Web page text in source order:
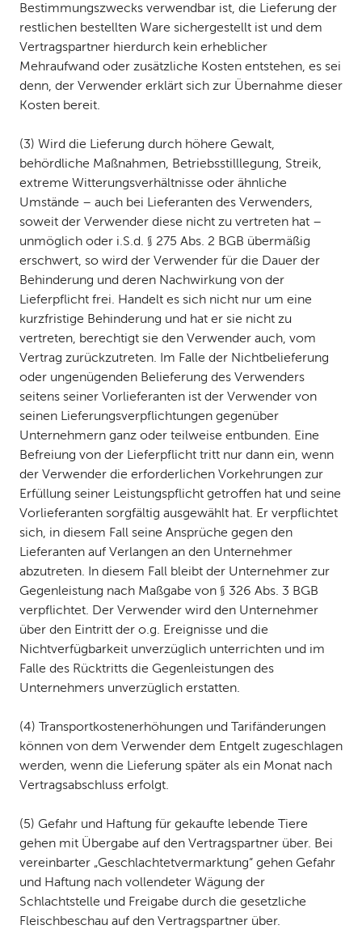
Bestimmungszwecks verwendbar ist, die Lieferung der
restlichen bestellten Ware sichergestellt ist und dem
Vertragspartner hierdurch kein erheblicher
Mehraufwand oder zusätzliche Kosten entstehen, es sei
denn, der Verwender erklärt sich zur Übernahme dieser
Kosten bereit.
(3) Wird die Lieferung durch höhere Gewalt,
behördliche Maßnahmen, Betriebsstilllegung, Streik,
extreme Witterungsverhältnisse oder ähnliche
Umstände – auch bei Lieferanten des Verwenders,
soweit der Verwender diese nicht zu vertreten hat –
unmöglich oder i. S. d. § 275 Abs. 2 BGB übermäßig
erschwert, so wird der Verwender für die Dauer der
Behinderung und deren Nachwirkung von der
Lieferpflicht frei. Handelt es sich nicht nur um eine
kurzfristige Behinderung und hat er sie nicht zu
vertreten, berechtigt sie den Verwender auch, vom
Vertrag zurückzutreten. Im Falle der Nichtbelieferung
oder ungenügenden Belieferung des Verwenders
seitens seiner Vorlieferanten ist der Verwender von
seinen Lieferungsverpflichtungen gegenüber
Unternehmern ganz oder teilweise entbunden. Eine
Befreiung von der Lieferpflicht tritt nur dann ein, wenn
der Verwender die erforderlichen Vorkehrungen zur
Erfüllung seiner Leistungspflicht getroffen hat und seine
Vorlieferanten sorgfältig ausgewählt hat. Er verpflichtet
sich, in diesem Fall seine Ansprüche gegen den
Lieferanten auf Verlangen an den Unternehmer
abzutreten. In diesem Fall bleibt der Unternehmer zur
Gegenleistung nach Maßgabe von § 326 Abs. 3 BGB
verpflichtet. Der Verwender wird den Unternehmer
über den Eintritt der o. g. Ereignisse und die
Nichtverfügbarkeit unverzüglich unterrichten und im
Falle des Rücktritts die Gegenleistungen des
Unternehmers unverzüglich erstatten.
(4) Transportkostenerhöhungen und Tarifänderungen
können von dem Verwender dem Entgelt zugeschlagen
werden, wenn die Lieferung später als ein Monat nach
Vertragsabschluss erfolgt.
(5) Gefahr und Haftung für gekaufte lebende Tiere
gehen mit Übergabe auf den Vertragspartner über. Bei
vereinbarter „Geschlachtetvermarktung“ gehen Gefahr
und Haftung nach vollendeter Wägung der
Schlachtstelle und Freigabe durch die gesetzliche
Fleischbeschau auf den Vertragspartner über.